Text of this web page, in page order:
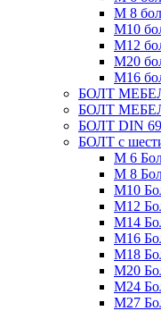
М 8
М10
М12
М20
М16
БОЛТ
БОЛТ
БОЛТ DIN
БОЛТ с
М 6
М 8
М10
М12
М14
М16
М18
М20
М24
М27